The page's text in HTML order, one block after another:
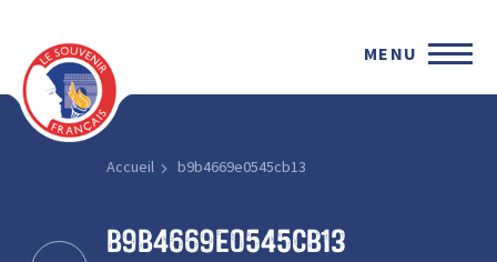
MENU
Accueil b9b4669e0545cb13
b9b4669e0545cb13